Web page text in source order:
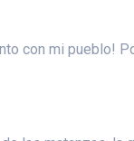
con mi pueblo!